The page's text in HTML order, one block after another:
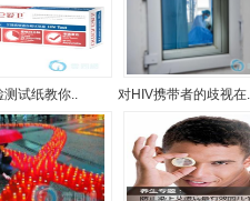
测试纸教你.. 对HIV携带者的歧视在